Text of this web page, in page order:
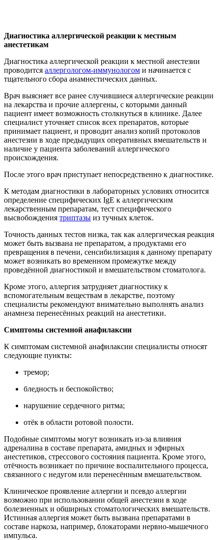
Диагностика аллергической реакции к местным
анестетикам
Диагностика аллергической реакции к местной анестезии
проводится аллергологом-иммунологом и начинается с
тщательного сбора анамнестических данных.
Врач выясняет все ранее случившиеся аллергические реакции
на лекарства и прочие аллергены, с которыми данный
пациент имеет возможность столкнуться в клинике. Далее
специалист уточняет список всех препаратов, которые
принимает пациент, и проводит анализ копий протоколов
анестезии в ходе предыдущих оперативных вмешательств и
наличие у пациента заболеваний аллергического
происхождения.
После этого врач приступает непосредственно к диагностике.
К методам диагностики в лабораторных условиях относится
определение специфических IgE к аллергическим
лекарственным препаратам, тест специфического
высвобождения триптазы из тучных клеток.
Точность данных тестов низка, так как аллергическая реакция
может быть вызвана не препаратом, а продуктами его
превращения в печени, сенсибилизация к данному препарату
может возникать во временном промежутке между
проведённой диагностикой и вмешательством стоматолога.
Кроме этого, аллергия затрудняет диагностику к
вспомогательным веществам в лекарстве, поэтому
специалисты рекомендуют внимательно выполнять анализ
анамнеза перенесённых реакций на анестетики.
Симптомы системной анафилаксии
К симптомам системной анафилаксии специалисты относят
следующие пункты:
тремор;
бледность и беспокойство;
нарушение сердечного ритма;
отёк в области ротовой полости.
Подобные симптомы могут возникать из-за влияния
адреналина в составе препарата, амидных и эфирных
анестетиков, стрессового состояния пациента. Кроме этого,
отёчность возникает по причине воспалительного процесса,
связанного с недугом или перенесённым вмешательством.
Клиническое проявление аллергии и псевдо аллергии
возможно при использовании общей анестезии в ходе
болезненных и обширных стоматологических вмешательств.
Истинная аллергия может быть вызвана препаратами в
составе наркоза, например, блокаторами нервно-мышечного
импульса.